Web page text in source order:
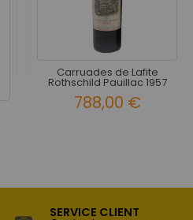
Carruades de Lafite
Rothschild Pauillac 1957
788,00 €
SERVICE CLIENT